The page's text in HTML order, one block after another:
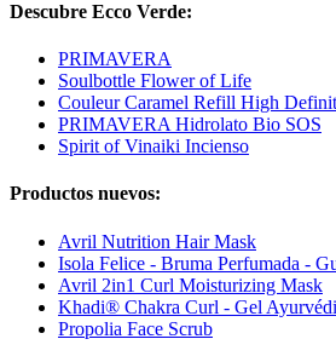
Descubre Ecco Verde:
PRIMAVERA
Soulbottle Flower of Life
Couleur Caramel Refill High
PRIMAVERA Hidrolato Bio SOS
Spirit of Vinaiki Incienso
Productos nuevos:
Avril Nutrition Hair Mask
Isola Felice - Bruma Perfumada -
Avril 2in1 Curl Moisturizing Mask
Khadi® Chakra Curl - Gel
Propolia Face Scrub